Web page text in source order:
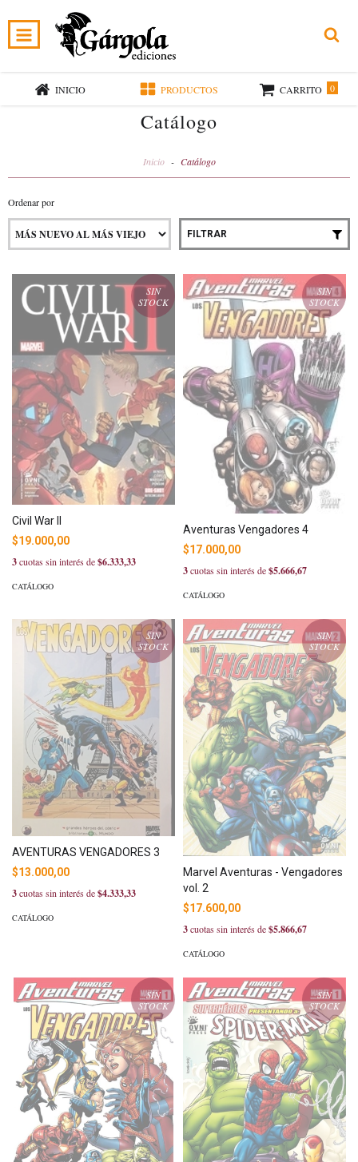
INICIO PRODUCTOS CARRITO 0
Catálogo
Inicio - Catálogo
Ordenar por
FILTRAR
SIN
STOCK
Civil War II
$19.000,00
3cuotas sin interés de$6.333,33
CATÁLOGO
SIN
STOCK
Aventuras Vengadores 4
$17.000,00
3cuotas sin interés de$5.666,67
CATÁLOGO
SIN
STOCK
AVENTURAS VENGADORES 3
$13.000,00
3cuotas sin interés de$4.333,33
CATÁLOGO
SIN
STOCK
Marvel Aventuras - Vengadores
vol. 2
$17.600,00
3cuotas sin interés de$5.866,67
CATÁLOGO
SIN
STOCK
SIN
STOCK